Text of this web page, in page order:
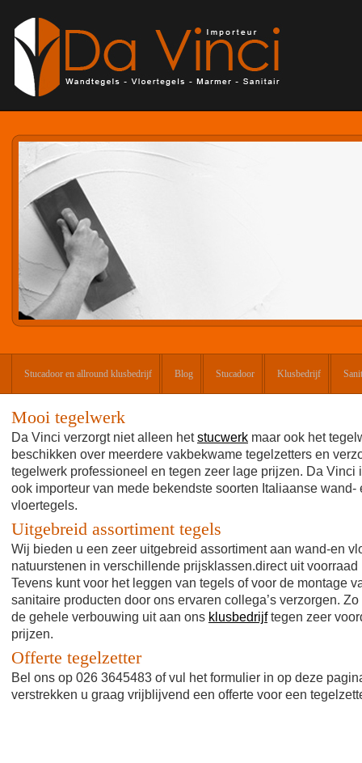
Stucadoor en allround klusbedrijf Blog Stucadoor Klusbedrijf
Mooi tegelwerk
Da Vinci verzorgt niet alleen hetstucwerk maar ook het
beschikken over meerdere vakbekwame tegelzetters en
tegelwerk professioneel en tegen zeer lage prijzen. Da Vinci
ook importeur van mede bekendste soorten Italiaanse wand-
vloertegels.
Uitgebreid assortiment tegels
Wij bieden u een zeer uitgebreid assortiment aan wand-en
natuurstenen in verschillende prijsklassen.direct uit voorraad
Tevens kunt voor het leggen van tegels of voor de montage
sanitaire producten door ons ervaren collega’s verzorgen.
de gehele verbouwing uit aan ons klusbedrijftegen zeer
prijzen.
Offerte tegelzetter
Bel ons op 026 3645483 of vul het formulier in op deze
verstrekken u graag vrijblijvend een offerte voor een